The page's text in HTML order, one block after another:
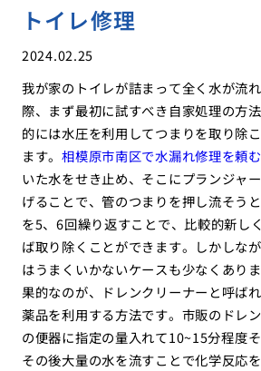
トイレ修理
2024.02.25
我が家のトイレが詰まって全く水が流
際、まず最初に試すべき自家処理の方
的には水圧を利用してつまりを取り除
ます。相模原市南区で水漏れ修理を頼
いた水をせき止め、そこにプランジャ
げることで、管のつまりを押し流そう
を5、6回繰り返すことで、比較的新し
ば取り除くことができます。しかしな
はうまくいかないケースも少なくあり
果的なのが、ドレンクリーナーと呼ば
薬品を利用する方法です。市販のドレ
の便器に指定の量入れて10~15分程度そ
その後大量の水を流すことで化学反応